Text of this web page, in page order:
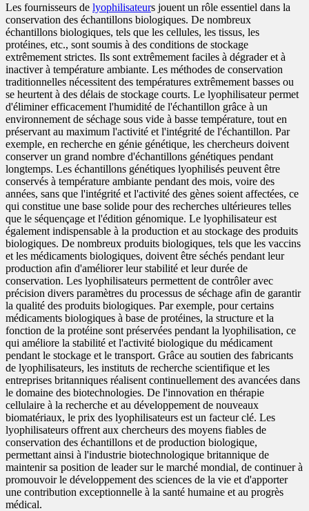
Les fournisseurs de lyophilisateurs jouent un rôle essentiel dans la
conservation des échantillons biologiques. De nombreux
échantillons biologiques, tels que les cellules, les tissus, les
protéines, etc., sont soumis à des conditions de stockage
extrêmement strictes. Ils sont extrêmement faciles à dégrader et à
inactiver à température ambiante. Les méthodes de conservation
traditionnelles nécessitent des températures extrêmement basses ou
se heurtent à des délais de stockage courts. Le lyophilisateur permet
d'éliminer efficacement l'humidité de l'échantillon grâce à un
environnement de séchage sous vide à basse température, tout en
préservant au maximum l'activité et l'intégrité de l'échantillon. Par
exemple, en recherche en génie génétique, les chercheurs doivent
conserver un grand nombre d'échantillons génétiques pendant
longtemps. Les échantillons génétiques lyophilisés peuvent être
conservés à température ambiante pendant des mois, voire des
années, sans que l'intégrité et l'activité des gènes soient affectées, ce
qui constitue une base solide pour des recherches ultérieures telles
que le séquençage et l'édition génomique. Le lyophilisateur est
également indispensable à la production et au stockage des produits
biologiques. De nombreux produits biologiques, tels que les vaccins
et les médicaments biologiques, doivent être séchés pendant leur
production afin d'améliorer leur stabilité et leur durée de
conservation. Les lyophilisateurs permettent de contrôler avec
précision divers paramètres du processus de séchage afin de garantir
la qualité des produits biologiques. Par exemple, pour certains
médicaments biologiques à base de protéines, la structure et la
fonction de la protéine sont préservées pendant la lyophilisation, ce
qui améliore la stabilité et l'activité biologique du médicament
pendant le stockage et le transport. Grâce au soutien des fabricants
de lyophilisateurs, les instituts de recherche scientifique et les
entreprises britanniques réalisent continuellement des avancées dans
le domaine des biotechnologies. De l'innovation en thérapie
cellulaire à la recherche et au développement de nouveaux
biomatériaux, le prix des lyophilisateurs est un facteur clé. Les
lyophilisateurs offrent aux chercheurs des moyens fiables de
conservation des échantillons et de production biologique,
permettant ainsi à l'industrie biotechnologique britannique de
maintenir sa position de leader sur le marché mondial, de continuer à
promouvoir le développement des sciences de la vie et d'apporter
une contribution exceptionnelle à la santé humaine et au progrès
médical.